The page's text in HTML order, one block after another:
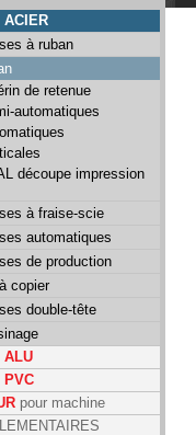
ACIER
à ruban
de retenue
automatiques
découpe impression
à fraise-scie
automatiques
de production
copier
double-tête
ALU
PVC
pour machine